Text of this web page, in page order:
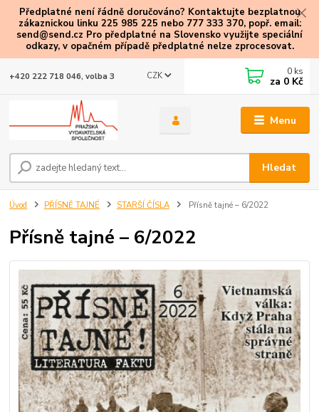
Předplatné není řádně doručováno? Kontaktujte bezplatnou
zákaznickou linku 225 985 225 nebo 777 333 370, popř. email:
send@send.cz Pro předplatné na Slovensko využijte speciální
odkazy, v opačném případě předplatné nelze zprocesovat.
Menu
CZK
Hledat
+420 222 718 046, volba 3 0 ks
za 0 Kč
Úvod PŘÍSNĚ TAJNÉ STARŠÍ ČÍSLA Přísně tajné – 6/2022
Přísně tajné – 6/2022